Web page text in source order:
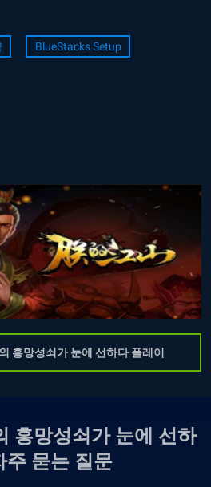
BlueStacks Setup
흥망성쇠가 눈에 선하다 플레이
흥망성쇠가 눈에 선하
주 묻는 질문